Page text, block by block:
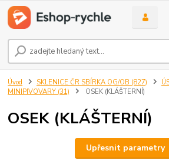
Úvod SKLENICE ČR SBÍRKA OG/OB (827)
MINIPIVOVARY (31)
OSEK (KLÁŠTERNÍ)
OSEK (KLÁŠTERNÍ)
Upřesnit parametry